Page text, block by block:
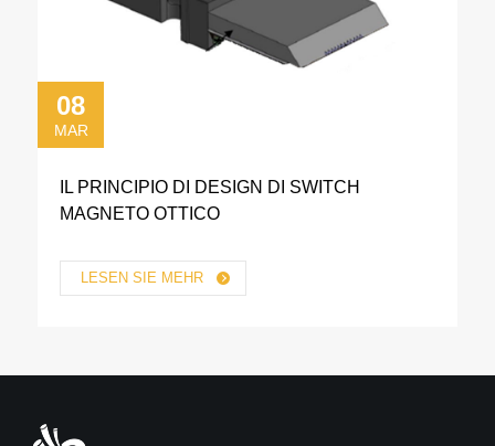
08
MAR
IL PRINCIPIO DI DESIGN DI SWITCH
MAGNETO OTTICO
LESEN SIE MEHR